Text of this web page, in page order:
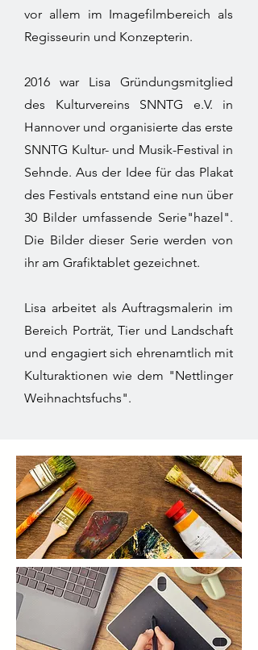
vor allem im Imagefilmbereich als
Regisseurin und Konzepterin.
2016 war Lisa Gründungsmitglied
des Kulturvereins SNNTG e.V. in
Hannover und organisierte das erste
SNNTG Kultur- und Musik-Festival in
Sehnde. Aus der Idee für das Plakat
des Festivals entstand eine nun über
30 Bilder umfassende Serie"hazel".
Die Bilder dieser Serie werden von
ihr am Grafiktablet gezeichnet.
Lisa arbeitet als Auftragsmalerin im
Bereich Porträt, Tier und Landschaft
und engagiert sich ehrenamtlich mit
Kulturaktionen wie dem "Nettlinger
Weihnachtsfuchs".